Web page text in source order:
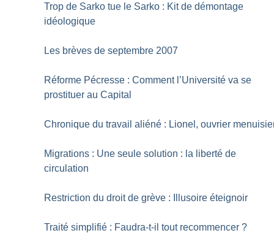
Trop de Sarko tue le Sarko : Kit de démontage
idéologique
Les brèves de septembre 2007
Réforme Pécresse : Comment l’Université va se
prostituer au Capital
Chronique du travail aliéné : Lionel, ouvrier
Migrations : Une seule solution : la liberté de
circulation
Restriction du droit de grève : Illusoire éteignoir
Traité simplifié : Faudra-t-il tout recommencer ?